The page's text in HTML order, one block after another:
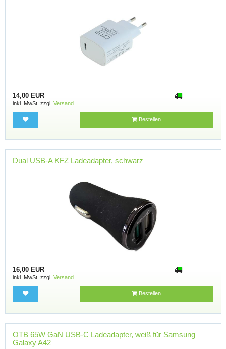
14,00 EUR
inkl. MwSt. zzgl. Versand
Bestellen
Dual USB-A KFZ Ladeadapter, schwarz
16,00 EUR
inkl. MwSt. zzgl. Versand
Bestellen
OTB 65W GaN USB-C Ladeadapter, weiß für Samsung
Galaxy A42